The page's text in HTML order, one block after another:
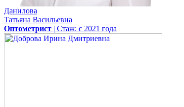
Данилова
Татьяна Васильевна
Оптометрист | Стаж: с 2021 года